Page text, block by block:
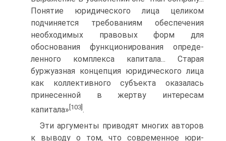
Понятие юридического лица целиком
подчиняется требованиям обес­печения
необходимых правовых форм для
обоснования функционирования опреде­
ленного комплекса капитала... Старая
буржуазная концепция юридического лица
как коллективного субъекта оказалась
принесенной в жертву интересам
капитала» [103].
Эти аргументы приводят многих авторов
к выводу о том, что современное юри­